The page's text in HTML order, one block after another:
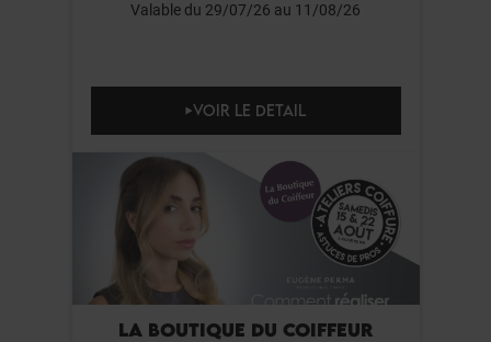
Valable du 29/07/26 au 11/08/26
VOIR LE DETAIL
LA BOUTIQUE DU COIFFEUR